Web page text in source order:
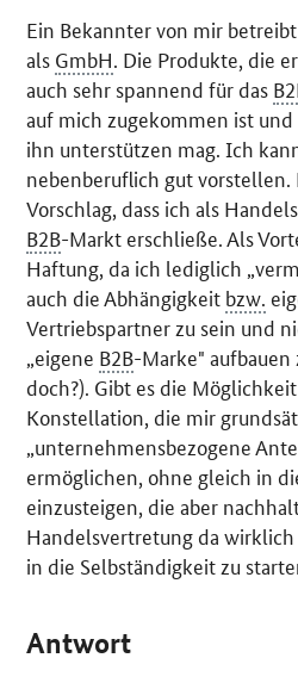
Ein Bekannter von mir
als GmbH. Die Produkte, die
auch sehr spannend für das
auf mich zugekommen ist
ihn unterstützen mag. Ich
nebenberuflich gut vorstellen.
Vorschlag, dass ich als
B2B-Markt erschließe. Als
Haftung, da ich lediglich
auch die Abhängigkeit bzw.
Vertriebspartner zu sein und
„eigene B2B-Marke"
doch?). Gibt es die
Konstellation, die mir
„unternehmensbezogene
ermöglichen, ohne gleich in
einzusteigen, die aber
Handelsvertretung da wirklich
in die Selbständigkeit zu
Antwort